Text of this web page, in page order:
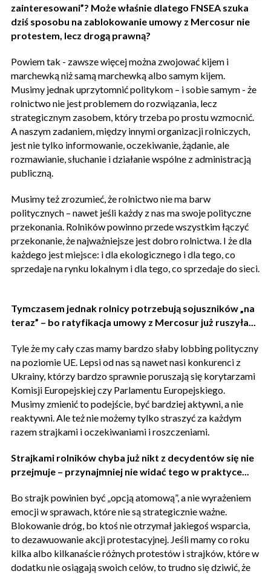
zainteresowani”? Może właśnie dlatego FNSEA szuka
dziś sposobu na zablokowanie umowy z Mercosur nie
protestem, lecz drogą prawną?
Powiem tak - zawsze więcej można zwojować kijem i
marchewką niż samą marchewką albo samym kijem.
Musimy jednak uprzytomnić politykom – i sobie samym - że
rolnictwo nie jest problemem do rozwiązania, lecz
strategicznym zasobem, który trzeba po prostu wzmocnić.
A naszym zadaniem, między innymi organizacji rolniczych,
jest nie tylko informowanie, oczekiwanie, żądanie, ale
rozmawianie, słuchanie i działanie wspólne z administracją
publiczną.
Musimy też zrozumieć, że rolnictwo nie ma barw
politycznych – nawet jeśli każdy z nas ma swoje polityczne
przekonania. Rolników powinno przede wszystkim łączyć
przekonanie, że najważniejsze jest dobro rolnictwa. I że dla
każdego jest miejsce: i dla ekologicznego i dla tego, co
sprzedaje na rynku lokalnym i dla tego, co sprzedaje do sieci.
Tymczasem jednak rolnicy potrzebują sojuszników „na
teraz” – bo ratyfikacja umowy z Mercosur już ruszyła...
Tyle że my cały czas mamy bardzo słaby lobbing polityczny
na poziomie UE. Lepsi od nas są nawet nasi konkurenci z
Ukrainy, którzy bardzo sprawnie poruszają się korytarzami
Komisji Europejskiej czy Parlamentu Europejskiego.
Musimy zmienić to podejście, być bardziej aktywni, a nie
reaktywni. Ale też nie możemy tylko straszyć za każdym
razem strajkami i oczekiwaniami i roszczeniami.
Strajkami rolników chyba już nikt z decydentów się nie
przejmuje – przynajmniej nie widać tego w praktyce...
Bo strajk powinien być „opcją atomową”, a nie wyrażeniem
emocji w sprawach, które nie są strategicznie ważne.
Blokowanie dróg, bo ktoś nie otrzymał jakiegoś wsparcia,
to dezawuowanie akcji protestacyjnej. Jeśli mamy co roku
kilka albo kilkanaście różnych protestów i strajków, które w
dodatku nie osiągają swoich celów, to trudno się dziwić, że